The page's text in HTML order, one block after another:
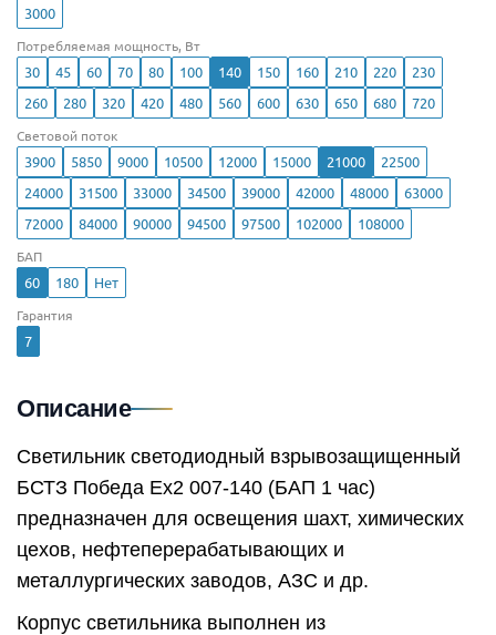
3000
Потребляемая мощность, Вт
30 45 60 70 80 100 140 150 160 210 220
230
260
280 320 420 480 560 600 630 650 680 720
Световой поток
3900 5850 9000 10500 12000 15000 21000
22500
24000
31500 33000 34500 39000 42000 48000
63000
72000
84000 90000 94500 97500 102000 108000
БАП
60 180 Нет
Гарантия
7
Описание
Светильник светодиодный взрывозащищенный
БСТЗ Победа Ex2 007-140 (БАП 1 час)
предназначен для освещения шахт, химических
цехов, нефтеперерабатывающих и
металлургических заводов, АЗС и др.
Корпус светильника выполнен из